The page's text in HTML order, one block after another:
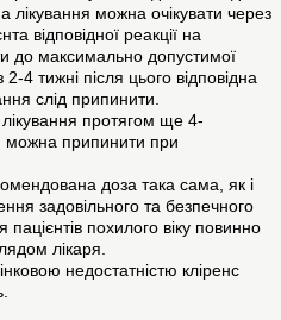
лікування можна очікувати через
відповідної реакції на
до максимально допустимої
4 тижні після цього відповідна
слід припинити.
протягом ще 4-
можна припинити при
доза така сама, як і
задовільного та безпечного
похилого віку повинно
лікаря.
недостатністю кліренс